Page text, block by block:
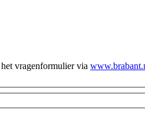
vragenformulier via